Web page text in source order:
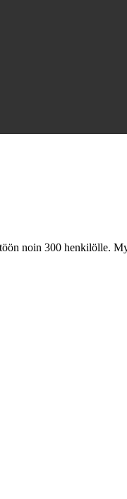
noin 300 henkilölle.